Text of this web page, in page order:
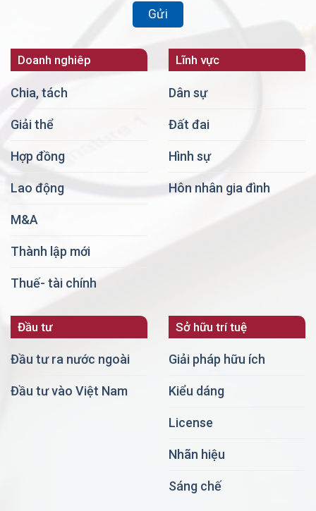
Doanh nghiêp
Chia, tách
Giải thể
Hợp đồng
Lao động
M&A
Thành lập mới
Thuế- tài chính
Lĩnh vực
Dân sự
Đất đai
Hình sự
Hôn nhân gia đình
Đầu tư
Đầu tư ra nước ngoài
Đầu tư vào Việt Nam
Sở hữu trí tuệ
Giải pháp hữu ích
Kiểu dáng
License
Nhãn hiệu
Sáng chế